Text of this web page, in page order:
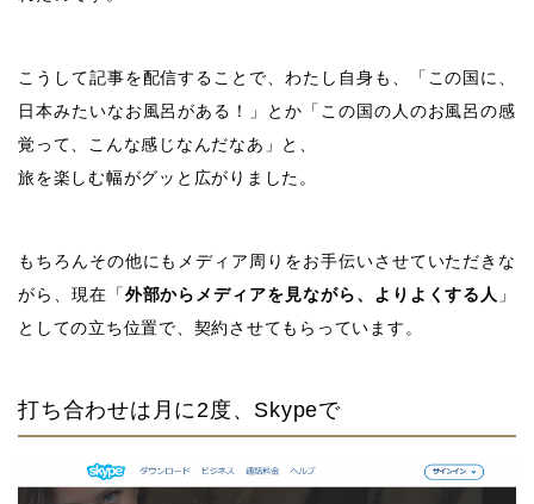
こうして記事を配信することで、わたし自身も、「この国に、
日本みたいなお風呂がある！」とか「この国の人のお風呂の感
覚って、こんな感じなんだなあ」と、
旅を楽しむ幅がグッと広がりました。
もちろんその他にもメディア周りをお手伝いさせていただきな
がら、現在「外部からメディアを見ながら、よりよくする人 」
としての立ち位置で、契約させてもらっています。
打ち合わせは月に2度、Skypeで